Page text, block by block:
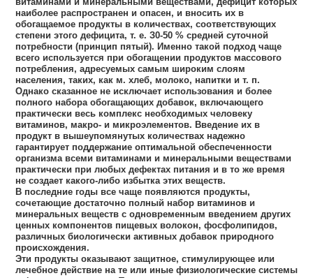
наиболее распространен и опасен, и вносить их в
обогащаемое продукты в количествах, соответствующих
степени этого дефицита, т. е. З0-50 % средней суточной
потребности (принцип пятый). Именно такой подход чаще
всего используется при обогащении продуктов массового
потребления, адресуемых самым широким слоям
населения, таких, как м. хлеб, молоко, напитки и т. п.
Однако сказанное не исключает использования и более
полного набора обогащающих добавок, включающего
практически весь комплекс необходимых человеку
витаминов, макро- и микроэлементов. Введение их в
продукт в вышеупомянутых количествах надежно
гарантирует поддержание оптимальной обеспеченности
организма всеми витаминами и минеральными веществами
практически при любых дефектах питания и в то же время
не создает какого-либо избытка этих веществ.
В последние годы все чаще появляются продукты,
сочетающие достаточно полный набор витаминов и
минеральных веществ с одновременным введением других
ценных компонентов пищевых волокон, фосфолипидов,
различных биологически активных добавок природного
происхождения.
Эти продукты оказывают защитное, стимулирующее или
лечебное действие на те или иные физиологические системы